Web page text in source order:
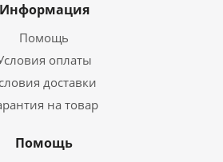
Информация
Помощь
оплаты
доставки
на товар
Помощь